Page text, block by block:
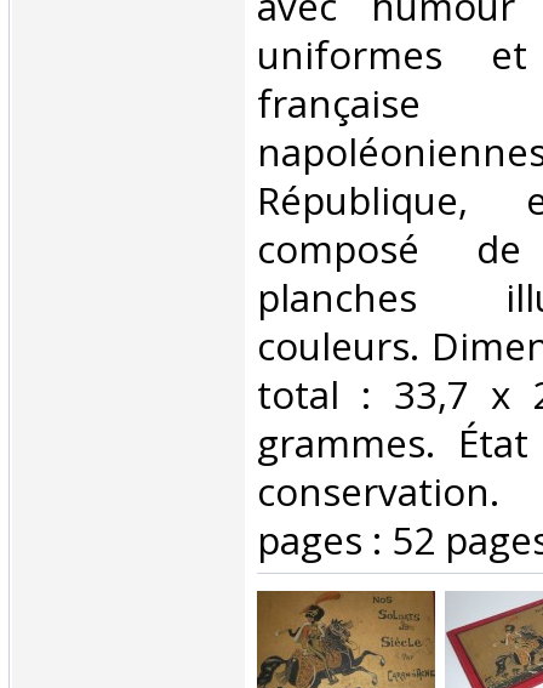
uniformes
française
composé de
planches
couleurs.
total : 33,7 x
grammes.
pages : 52